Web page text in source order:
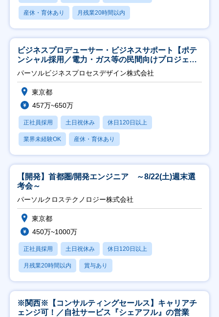
産休・育休あり 月残業20時間以内
ビジネスプロデューサー・ビジネスサポート【ポテ
ンシャル採用／電力・ガス等の民間向けプロジェク
ト推進】
パーソルビジネスプロセスデザイン株式会社
東京都
457万~650万
正社員採用 土日祝休み 休日120日以上
業界未経験OK 産休・育休あり
【開発】首都圏/開発エンジニア ～8/22(土)週末選
考会～
パーソルクロステクノロジー株式会社
東京都
450万~1000万
正社員採用 土日祝休み 休日120日以上
月残業20時間以内 賞与あり
※関西※【コンサルティングセールス】キャリアチ
ェンジ可！／自社サービス『シェアフル』の営業